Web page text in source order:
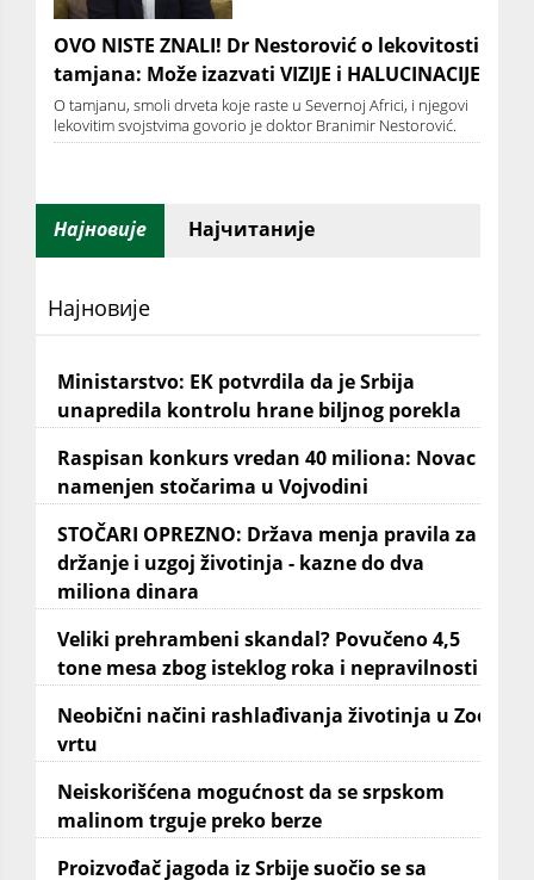
OVO NISTE ZNALI! Dr Nestorović o lekovitosti
tamjana: Može izazvati VIZIJE i HALUCINACIJE
O tamjanu, smoli drveta koje raste u Severnoj Africi, i njegovi
lekovitim svojstvima govorio je doktor Branimir Nestorović.
Најновије Најчитаније
Најновије
Ministarstvo: EK potvrdila da je Srbija
unapredila kontrolu hrane biljnog porekla
Raspisan konkurs vredan 40 miliona: Novac
namenjen stočarima u Vojvodini
STOČARI OPREZNO: Država menja pravila za
držanje i uzgoj životinja - kazne do dva
miliona dinara
Veliki prehrambeni skandal? Povučeno 4,5
tone mesa zbog isteklog roka i nepravilnosti
Neobični načini rashlađivanja životinja u Zoo
vrtu
Neiskorišćena mogućnost da se srpskom
malinom trguje preko berze
Proizvođač jagoda iz Srbije suočio se sa